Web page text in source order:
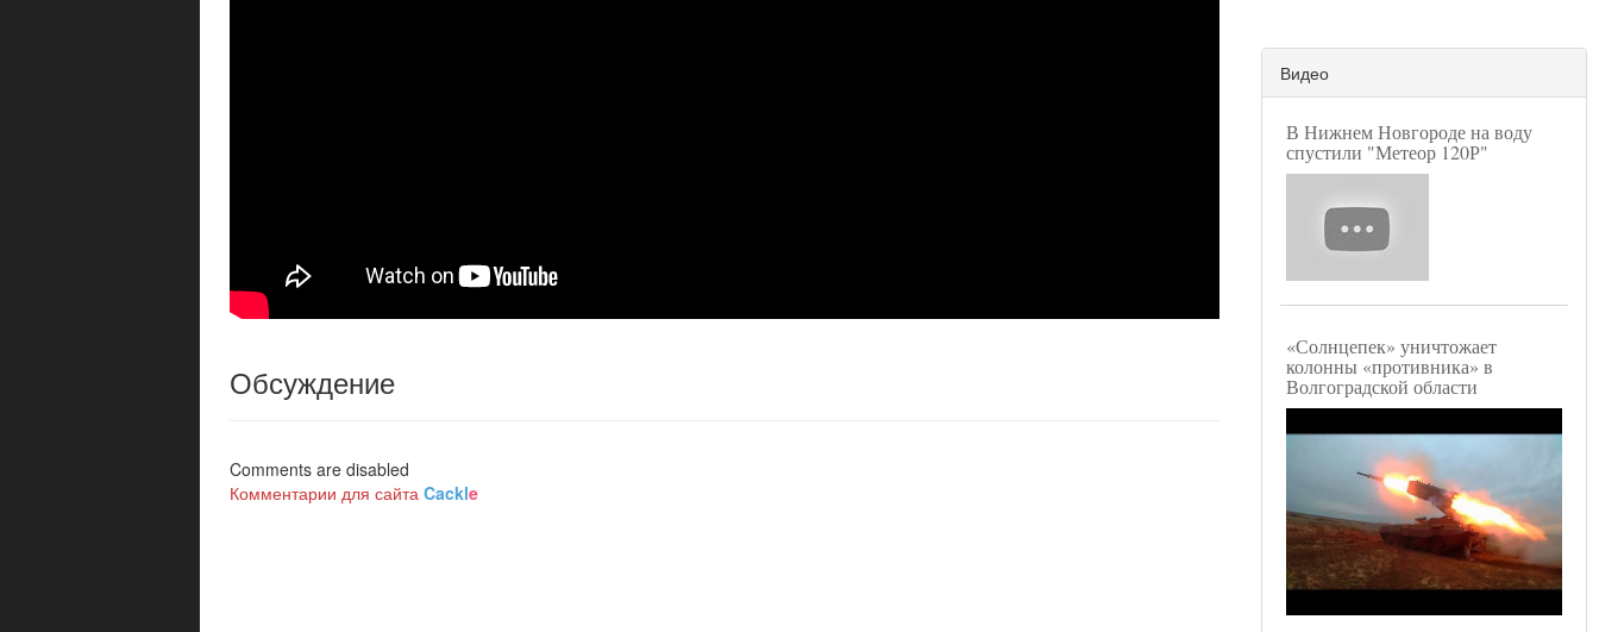
Обсуждение
Comments are disabled
Комментарии для сайта Cackle
Видео
В Нижнем Новгороде на воду
спустили "Метеор 120Р"
«Солнцепек» уничтожает
колонны «противника» в
Волгоградской области